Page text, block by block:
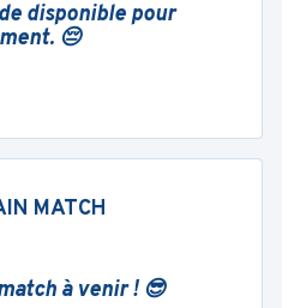
disponible pour
😔
MATCH
à venir ! 😎